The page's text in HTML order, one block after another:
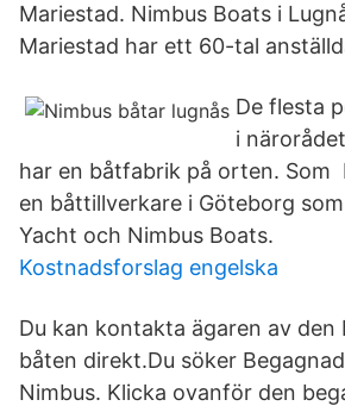
Mariestad. Nimbus Boats i
Mariestad har ett 60-tal
De flesta
i
har en båtfabrik på orten. Som
en båttillverkare i Göteborg
Yacht och Nimbus Boats.
Kostnadsforslag engelska
Du kan kontakta ägaren av den
båten direkt.Du söker
Nimbus. Klicka ovanför den